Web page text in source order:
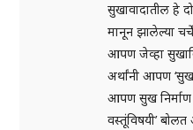
सुखावादातील हे
मानून झालेल्या
आपण जेव्हा
अर्थांनी आपण
आपण सुख निर्माण
वस्तूंविषयी’